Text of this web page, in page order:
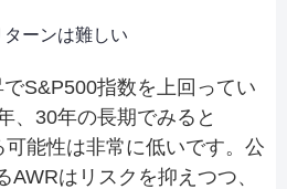
ーンは難しい
S&P500指数を上回ってい
、30年の長期でみると
能性は非常に低いです。公
はリスクを抑えつつ、